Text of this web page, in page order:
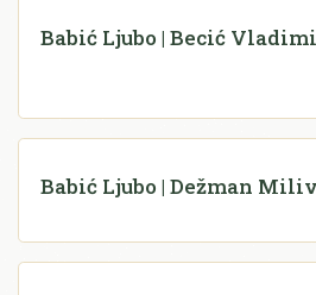
Babić Ljubo | Becić
Babić Ljubo | Dežman